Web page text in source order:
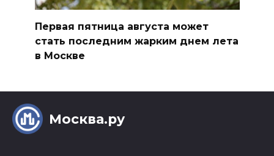
Первая пятница августа может
стать последним жарким днем лета
в Москве
Москва.ру